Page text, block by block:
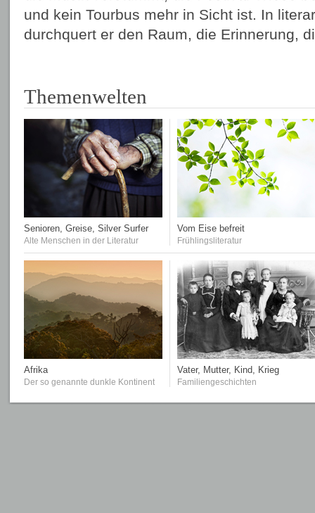
und kein Tourbus mehr in Sicht ist. In
durchquert er den Raum, die Erinnerung,
Themenwelten
Senioren, Greise, Silver Surfer
Alte Menschen in der Literatur
Vom Eise befreit
Frühlingsliteratur
Afrika
Der so genannte dunkle Kontinent
Vater, Mutter, Kind, Krieg
Familiengeschichten